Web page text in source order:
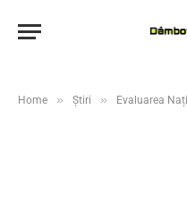
Home » Știri » Evaluarea Națională a